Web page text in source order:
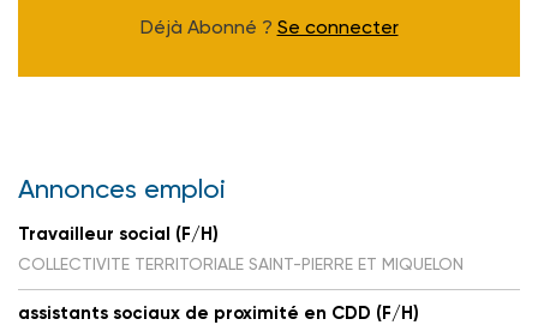
Déjà Abonné ? Se connecter
Annonces emploi
Travailleur social (F/H)
COLLECTIVITE TERRITORIALE SAINT-PIERRE ET MIQUELON
assistants sociaux de proximité en CDD (F/H)